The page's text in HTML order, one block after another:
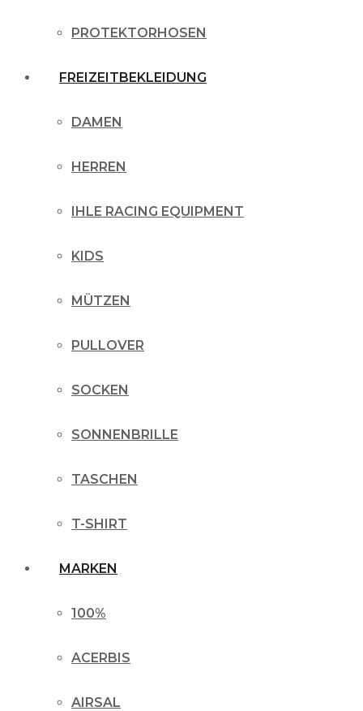
PROTEKTORHOSEN
FREIZEITBEKLEIDUNG
DAMEN
HERREN
IHLE RACING EQUIPMENT
KIDS
MÜTZEN
PULLOVER
SOCKEN
SONNENBRILLE
TASCHEN
T-SHIRT
MARKEN
100%
ACERBIS
AIRSAL